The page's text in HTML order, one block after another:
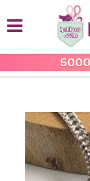
5000
ÇANTA